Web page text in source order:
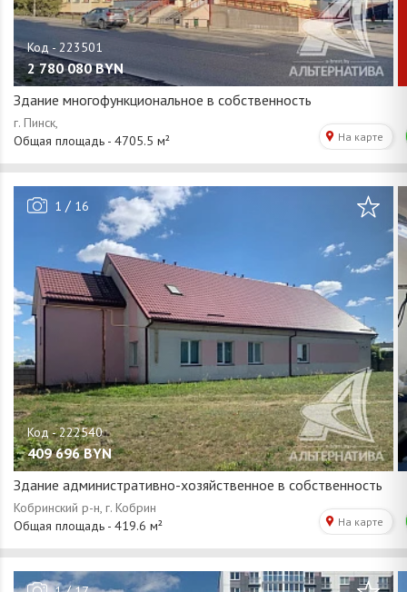
2 780 080 BYN
Здание многофункциональное в собственность
1 / 16
409 696 BYN
Здание административно-хозяйственное в собственность